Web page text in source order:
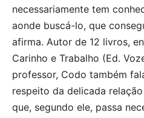
necessariamente tem
aonde buscá-lo, que
afirma. Autor de 12 livros,
Carinho e Trabalho (Ed.
professor, Codo também
respeito da delicada
que, segundo ele, passa